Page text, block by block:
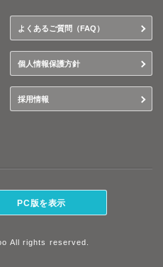
よくあるご質問（FAQ）
個人情報保護方針
採用情報
PC版を表示
All rights reserved.